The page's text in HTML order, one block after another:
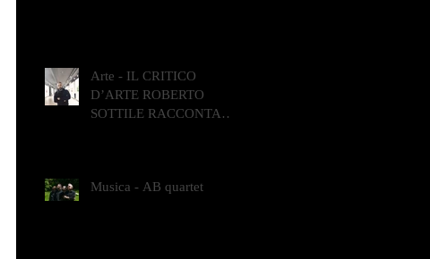
Arte - IL CRITICO
D’ARTE ROBERTO
SOTTILE RACCONTA
Musica - AB quartet